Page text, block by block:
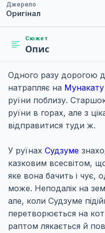
Джерело
Оригінал
Сюжет
Опис
Одного разу дорогою
натрапляє на
руїни поблизу.
руїни в горах, але з
відправитися туди ж.
У руїнах Судзуме
казковим всесвітом,
яке вона бачить і чує,
може. Неподалік на
але, коли Судзуме
перетворюється на
раптом лякається й